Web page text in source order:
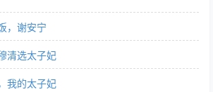
，谢安宁
清选太子妃
我的太子妃